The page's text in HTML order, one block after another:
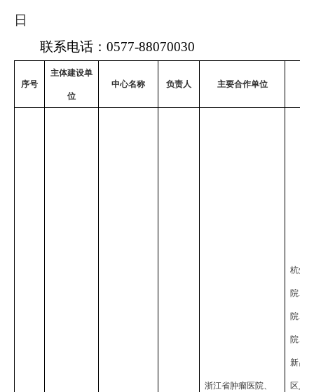
日
联系电话： 0577-88070030
序号
主体建设单
位
中心名称 负责人 主要合作单位
浙江省肿瘤医院、
杭州
院、
院、
院、
新昌
区人